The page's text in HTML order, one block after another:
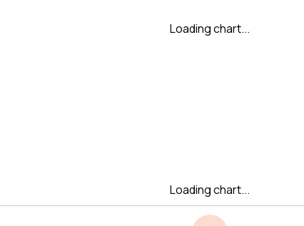
Loading chart...
Loading chart...